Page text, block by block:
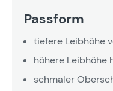
Passform
tiefere Leibhöhe
höhere Leibhöhe
schmaler